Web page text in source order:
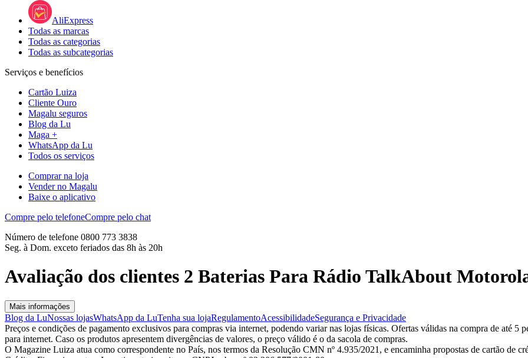
AliExpress
Todas as marcas
Todas as categorias
Todas as subcategorias
Serviços e benefícios
Cartão Luiza
Cliente Ouro
Magalu seguros
Blog da Lu
Maga +
WhatsApp da Lu
Todos os serviços
Comprar na loja
Vender no Magalu
Baixe o aplicativo
Compre pelo telefoneCompre pelo chat
Número de telefone 0800 773 3838
Seg. à Dom. exceto feriados das 8h às 20h
Avaliação dos clientes 2 Baterias Para Rádio TalkAbout
Mais informações
Blog da LuNossas lojasWhatsApp da LuTenha sua lojaRegulamentoAcessibilidadeSegurança e Privacidade
Preços e condições de pagamento exclusivos para compras via internet, podendo variar nas lojas físicas. Ofertas válidas na compra de até 5
para internet. Caso os produtos apresentem divergências de valores, o preço válido é o da sacola de compras.
O Magazine Luiza atua como correspondente no País, nos termos da Resolução CMN nº 4.935/2021, e encaminha propostas de cartão de